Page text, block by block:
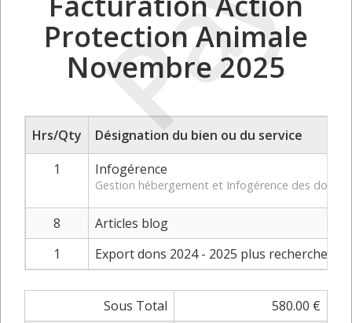
Protection Animale
Novembre 2025
Hrs/Qty
Désignation du bien ou du service
1
Infogérence
Gestion hébergement et Infogérence des
8
Articles blog
1
Export dons 2024 - 2025 plus recherche
Sous Total
580.00 €